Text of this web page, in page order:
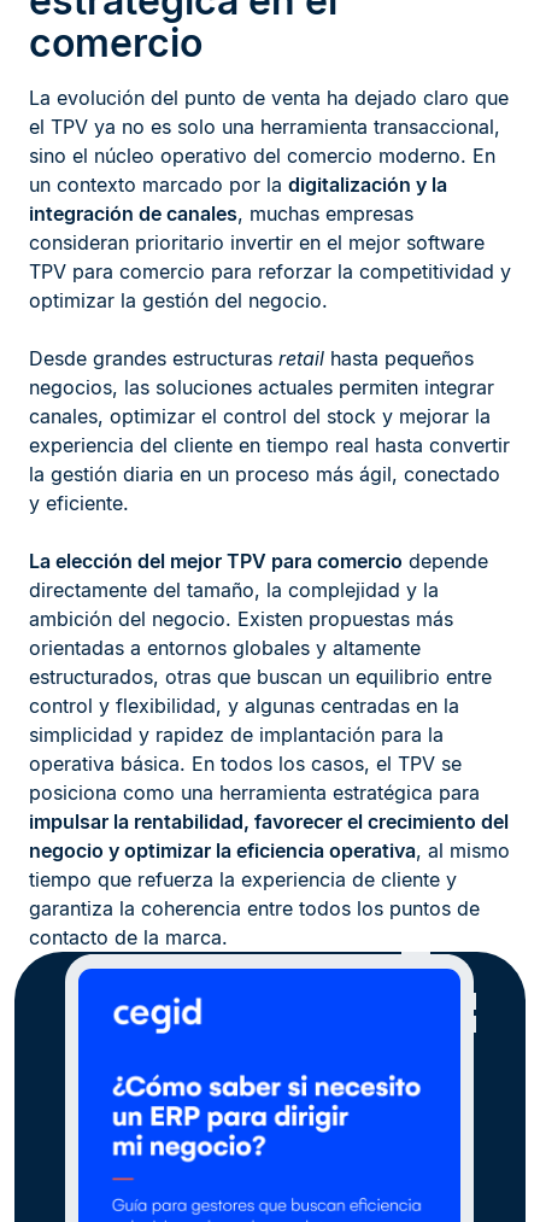
comercio
La evolución del punto de venta ha dejado claro que
el TPV ya no es solo una herramienta transaccional,
sino el núcleo operativo del comercio moderno. En
un contexto marcado por la digitalización y la
integración de canales, muchas empresas
consideran prioritario invertir en el mejor software
TPV para comercio para reforzar la competitividad y
optimizar la gestión del negocio.
Desde grandes estructuras retail hasta pequeños
negocios, las soluciones actuales permiten integrar
canales, optimizar el control del stock y mejorar la
experiencia del cliente en tiempo real hasta convertir
la gestión diaria en un proceso más ágil, conectado
y eficiente.
La elección del mejor TPV para comercio depende
directamente del tamaño, la complejidad y la
ambición del negocio. Existen propuestas más
orientadas a entornos globales y altamente
estructurados, otras que buscan un equilibrio entre
control y flexibilidad, y algunas centradas en la
simplicidad y rapidez de implantación para la
operativa básica. En todos los casos, el TPV se
posiciona como una herramienta estratégica para
impulsar la rentabilidad, favorecer el crecimiento del
negocio y optimizar la eficiencia operativa, al mismo
tiempo que refuerza la experiencia de cliente y
garantiza la coherencia entre todos los puntos de
contacto de la marca.